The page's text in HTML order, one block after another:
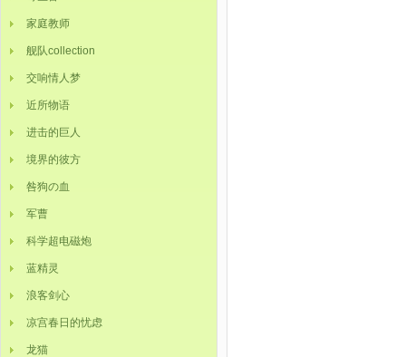
家庭教师
舰队collection
交响情人梦
近所物语
进击的巨人
境界的彼方
咎狗の血
军曹
科学超电磁炮
蓝精灵
浪客剑心
凉宫春日的忧虑
龙猫